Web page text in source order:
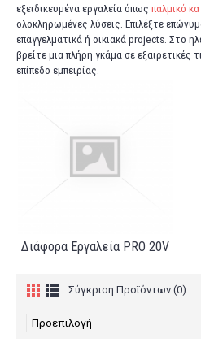
εξειδικευμένα εργαλεία όπως παλμικό
ολοκληρωμένες λύσεις. Επιλέξτε
επαγγελματικά ή οικιακά projects. Στο
βρείτε μια πλήρη γκάμα σε εξαιρετικές
επίπεδο εμπειρίας.
Διάφορα Εργαλεία PRO 20V
Σύγκριση Προϊόντων (0)